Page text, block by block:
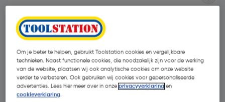
Om je beter te helpen, gebruikt Toolstation cookies en vergelijkbare
technieken. Naast functionele cookies, die noodzakelijk zijn voor de werking
van de website, plaatsen wij ook analytische cookies om onze website
verder te verbeteren. Ook gebruiken wij cookies voor gepersonaliseerde
advertenties. Lees hier meer over in onzeprivacyverklaring en
cookieverklaring.